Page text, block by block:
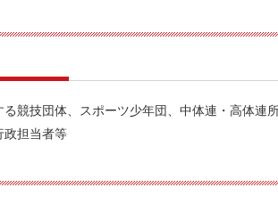
競技団体、スポーツ少年団、中体連・高体連所
政担当者等